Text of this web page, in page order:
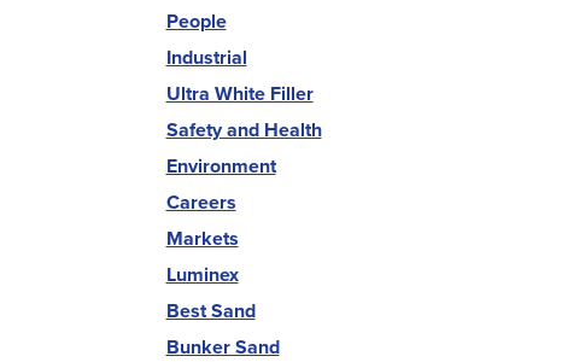
People
Industrial
Ultra White Filler
Safety and Health
Environment
Careers
Markets
Luminex
Best Sand
Bunker Sand